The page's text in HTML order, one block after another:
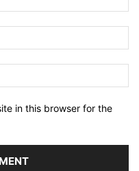
in this browser for the